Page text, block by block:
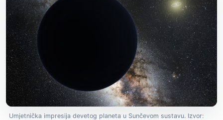
Umjetnička impresija devetog planeta u Sunčevom sustavu. Izvor: